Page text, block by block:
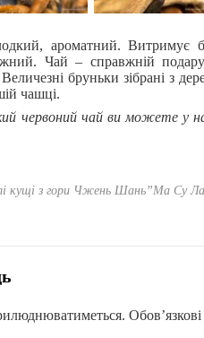
ароматний. Витримує
Чай – справжній
бруньки зібрані з
чашці.
червоний чай ви можете у
кущі з гори Чжень Шань”Ма Су